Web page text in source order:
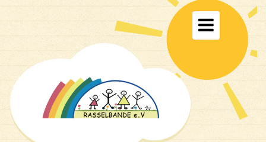
Toggle
